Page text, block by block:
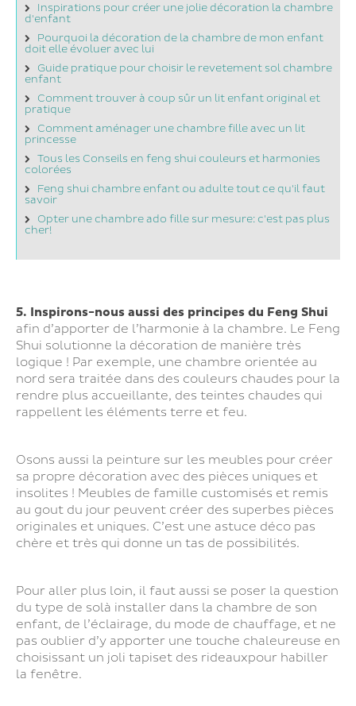
Inspirations pour créer une jolie décoration la chambre
d'enfant
Pourquoi la décoration de la chambre de mon enfant
doit elle évoluer avec lui
Guide pratique pour choisir le revetement sol chambre
enfant
Comment trouver à coup sûr un lit enfant original et
pratique
Comment aménager une chambre fille avec un lit
princesse
Tous les Conseils en feng shui couleurs et harmonies
colorées
Feng shui chambre enfant ou adulte tout ce qu'il faut
savoir
Opter une chambre ado fille sur mesure: c'est pas plus
cher!
5. Inspirons-nous aussi des principes du Feng Shui
afin d’apporter de l’harmonie à la chambre. Le Feng
Shui solutionne la décoration de manière très
logique ! Par exemple, une chambre orientée au
nord sera traitée dans des couleurs chaudes pour la
rendre plus accueillante, des teintes chaudes qui
rappellent les éléments terre et feu.
Osons aussi la peinture sur les meubles pour créer
sa propre décoration avec des pièces uniques et
insolites ! Meubles de famille customisés et remis
au gout du jour peuvent créer des superbes pièces
originales et uniques. C’est une astuce déco pas
chère et très qui donne un tas de possibilités.
Pour aller plus loin, il faut aussi se poser la question
du type de solà installer dans la chambre de son
enfant, de l’éclairage, du mode de chauffage, et ne
pas oublier d’y apporter une touche chaleureuse en
choisissant un joli tapiset des rideauxpour habiller
la fenêtre.